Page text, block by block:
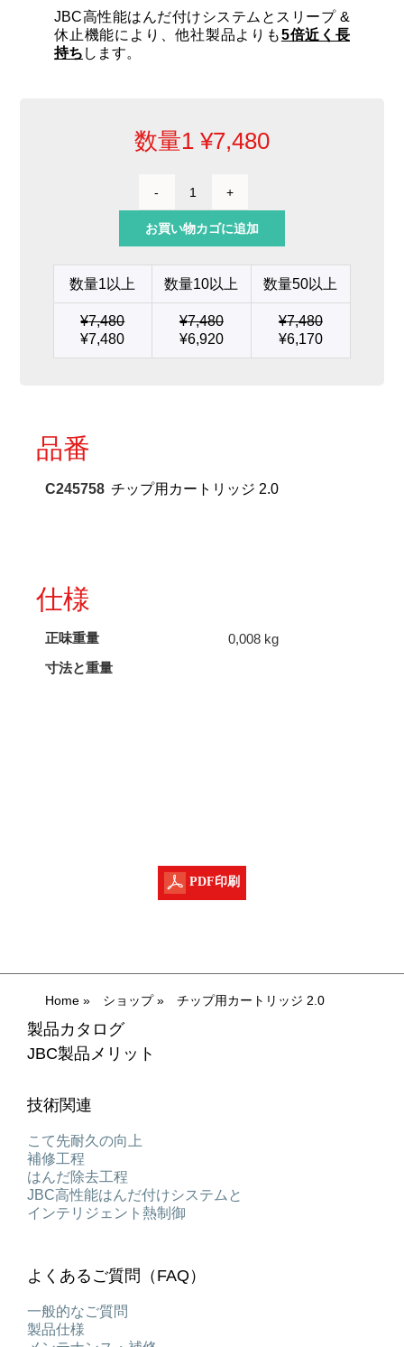
日本語
JBC高性能はんだ付けシステムとスリープ &
休止機能により、他社製品よりも5倍近く長
持ち します。
数量1 ¥7,480
チ
プ
ー
ト
リ
ッ
ジ
お買い物カゴに追加
数量1以上 数量10以上 数量50以上
¥7,480
¥7,480
¥7,480
¥6,920
¥7,480
¥6,170
品番
C245758 チップ用カートリッジ 2.0
仕様
正味重量
0,008 kg
寸法と重量
PDF印刷
Home» ショップ» チップ用カートリッジ 2.0
製品カタログ
JBC製品メリット
技術関連
こて先耐久の向上
補修工程
はんだ除去工程
JBC高性能はんだ付けシステムと
インテリジェント熱制御
よくあるご質問（FAQ）
一般的なご質問
製品仕様